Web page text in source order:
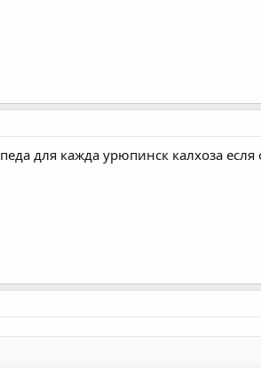
для кажда урюпинск калхоза есля